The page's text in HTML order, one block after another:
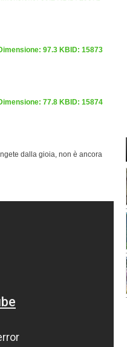
dalla gioia, non è ancora